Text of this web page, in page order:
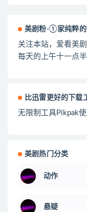
美剧粉-①家纯粹的
关注本站，爱看美
每天的上午十一点
比迅雷更好的下载
无限制工具Pikpak
美剧热门分类
动作
悬疑